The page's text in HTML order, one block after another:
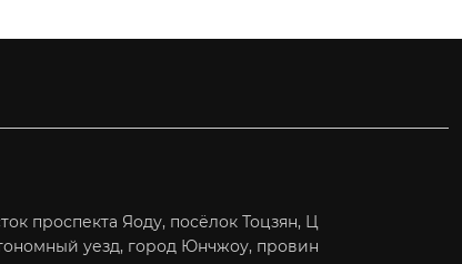
проспекта Яоду, посёлок Тоцзян, Ц
уезд, город Юнчжоу, провин